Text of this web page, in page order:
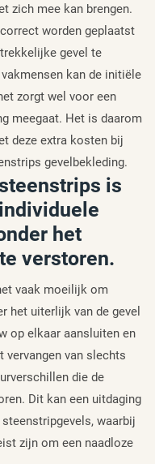
zich mee kan brengen.
worden geplaatst
gevel te
kan de initiële
zorgt wel voor een
meegaat. Het is daarom
deze extra kosten bij
gevelbekleding.
is
het
verstoren.
vaak moeilijk om
het uiterlijk van de gevel
op elkaar aansluiten en
vervangen van slechts
die de
Dit kan een uitdaging
waarbij
zijn om een naadloze